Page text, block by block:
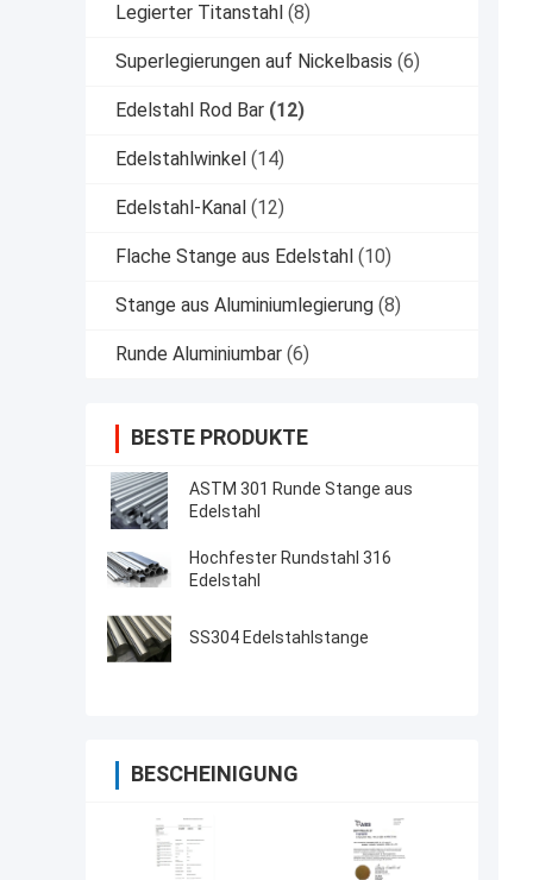
Legierter Titanstahl (8)
Superlegierungen auf Nickelbasis (6)
Edelstahl Rod Bar (12)
Edelstahlwinkel (14)
Edelstahl-Kanal (12)
Flache Stange aus Edelstahl (10)
Stange aus Aluminiumlegierung (8)
Runde Aluminiumbar (6)
BESTE PRODUKTE
ASTM 301 Runde Stange aus
Edelstahl
Hochfester Rundstahl 316
Edelstahl
SS304 Edelstahlstange
BESCHEINIGUNG